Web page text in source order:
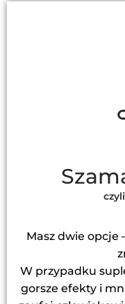
Masz dwie opcje
W przypadku
gorsze efekty i